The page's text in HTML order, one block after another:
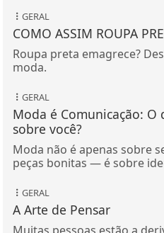
GERAL
COMO ASSIM ROUPA
Roupa preta emagrece?
moda.
GERAL
Moda é Comunicação: O
sobre você?
Moda não é apenas sobre
peças bonitas — é sobre
GERAL
A Arte de Pensar